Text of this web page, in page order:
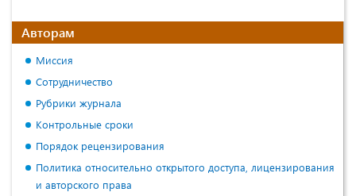
Авторам
Миссия
Сотрудничество
Рубрики журнала
Контрольные сроки
Порядок рецензирования
Политика относительно открытого доступа, лицензирования
и авторского права